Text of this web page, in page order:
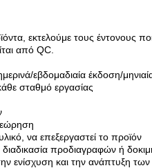
εκτελούμε τους έντονους
από QC.
εβδομαδιαία έκδοση/
σταθμό εργασίας
να επεξεργαστεί το προϊόν
προδιαγραφών ή
ενίσχυση και την ανάπτυξη των